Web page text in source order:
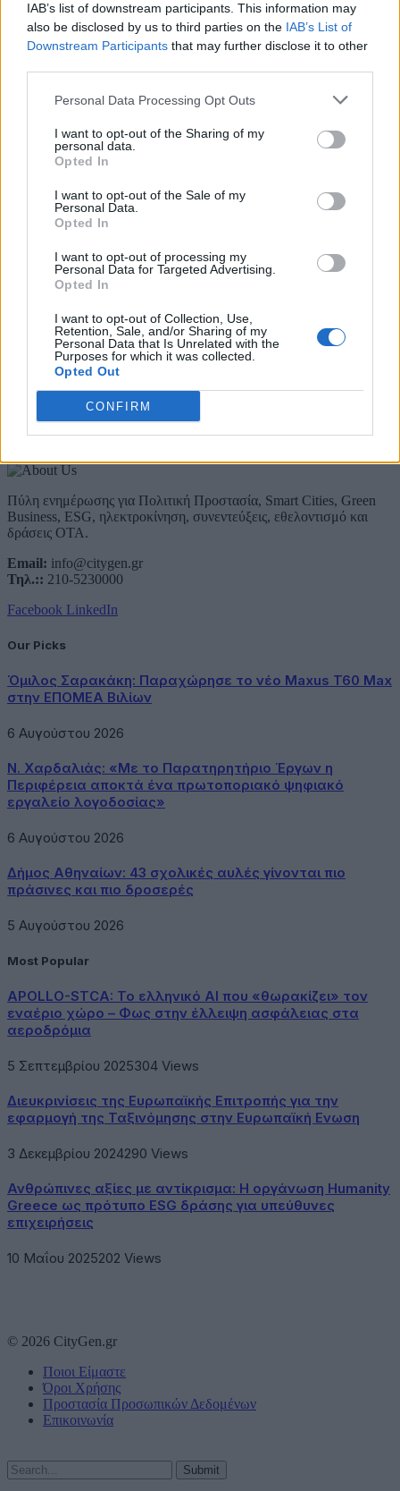
IAB’s list of downstream participants. This information may
also be disclosed by us to third parties on the IAB’s List of
Downstream Participants that may further disclose it to other
Personal Data Processing Opt Outs
I want to opt-out of the Sharing of my
personal data.
Opted In
I want to opt-out of the Sale of my
Personal Data.
Opted In
I want to opt-out of processing my
Personal Data for Targeted Advertising.
Opted In
I want to opt-out of Collection, Use,
Retention, Sale, and/or Sharing of my
Personal Data that Is Unrelated with the
Purposes for which it was collected.
Opted Out
CONFIRM
5 Αυγούστου 2026
Η FARIA Renewables προχώρησε στην ηλεκτροδότηση
του αιολικού πάρκου Faria Αίολος Λάρυμνα
5 Αυγούστου 2026
ΥΠΕΝ: Διευρύνεται ο κατάλογος των
Προστατευόμενων Τοπίων σε 12
4 Αυγούστου 2026
Newsletter Citygen.gr
Λάβετε όλα τα τελευταία νέα από τον χώρο της Πολιτικής
Προστασίας, του ESG, του Green Business και των ΟΤΑ
Συμφωνώ με την Πολιτική Δεδομένων
About Us
Πύλη ενημέρωσης για Πολιτική Προστασία, Smart Cities, Green
Business, ESG, ηλεκτροκίνηση, συνεντεύξεις, εθελοντισμό και
δράσεις ΟΤΑ.
Email: info@citygen.gr
Τηλ.:: 210-5230000
Facebook LinkedIn
Our Picks
Όμιλος Σαρακάκη: Παραχώρησε το νέο Maxus T60 Max
στην ΕΠΟΜΕΑ Βιλίων
6 Αυγούστου 2026
Ν. Χαρδαλιάς: «Με το Παρατηρητήριο Έργων η
Περιφέρεια αποκτά ένα πρωτοποριακό ψηφιακό
εργαλείο λογοδοσίας»
6 Αυγούστου 2026
Δήμος Αθηναίων: 43 σχολικές αυλές γίνονται πιο
πράσινες και πιο δροσερές
5 Αυγούστου 2026
Most Popular
APOLLO-STCA: Το ελληνικό AI που «θωρακίζει» τον
εναέριο χώρο – Φως στην έλλειψη ασφάλειας στα
αεροδρόμια
5 Σεπτεμβρίου 2025304 Views
Διευκρινίσεις της Ευρωπαϊκής Επιτροπής για την
εφαρμογή της Ταξινόμησης στην Ευρωπαϊκή Ενωση
3 Δεκεμβρίου 2024290 Views
Ανθρώπινες αξίες με αντίκρισμα: Η οργάνωση Humanity
Greece ως πρότυπο ESG δράσης για υπεύθυνες
επιχειρήσεις
10 Μαΐου 2025202 Views
© 2026 CityGen.gr
Ποιοι Είμαστε
Όροι Χρήσης
Προστασία Προσωπικών Δεδομένων
Επικοινωνία
Submit